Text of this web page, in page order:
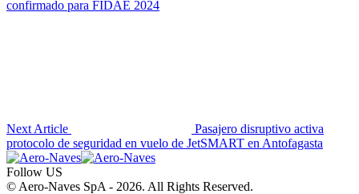
confirmado para FIDAE 2024
Next Article
Pasajero disruptivo activa
protocolo de seguridad en vuelo de JetSMART en Antofagasta
Follow US
© Aero-Naves SpA - 2026. All Rights Reserved.